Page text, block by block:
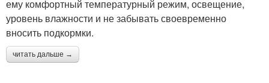
ему комфортный температурный режим, освещение,
уровень влажности и не забывать своевременно
вносить подкормки.
читать дальше →